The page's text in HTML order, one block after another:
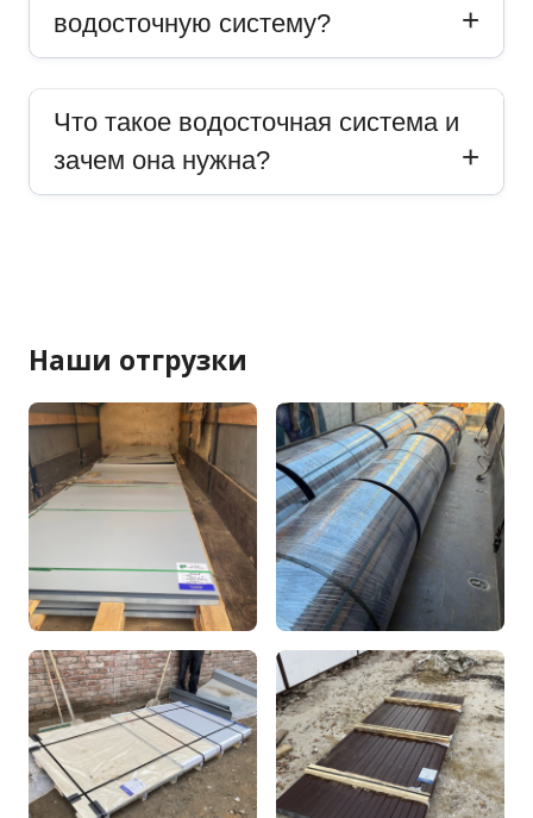
водосточную систему?
Что такое водосточная система и
зачем она нужна?
Наши отгрузки